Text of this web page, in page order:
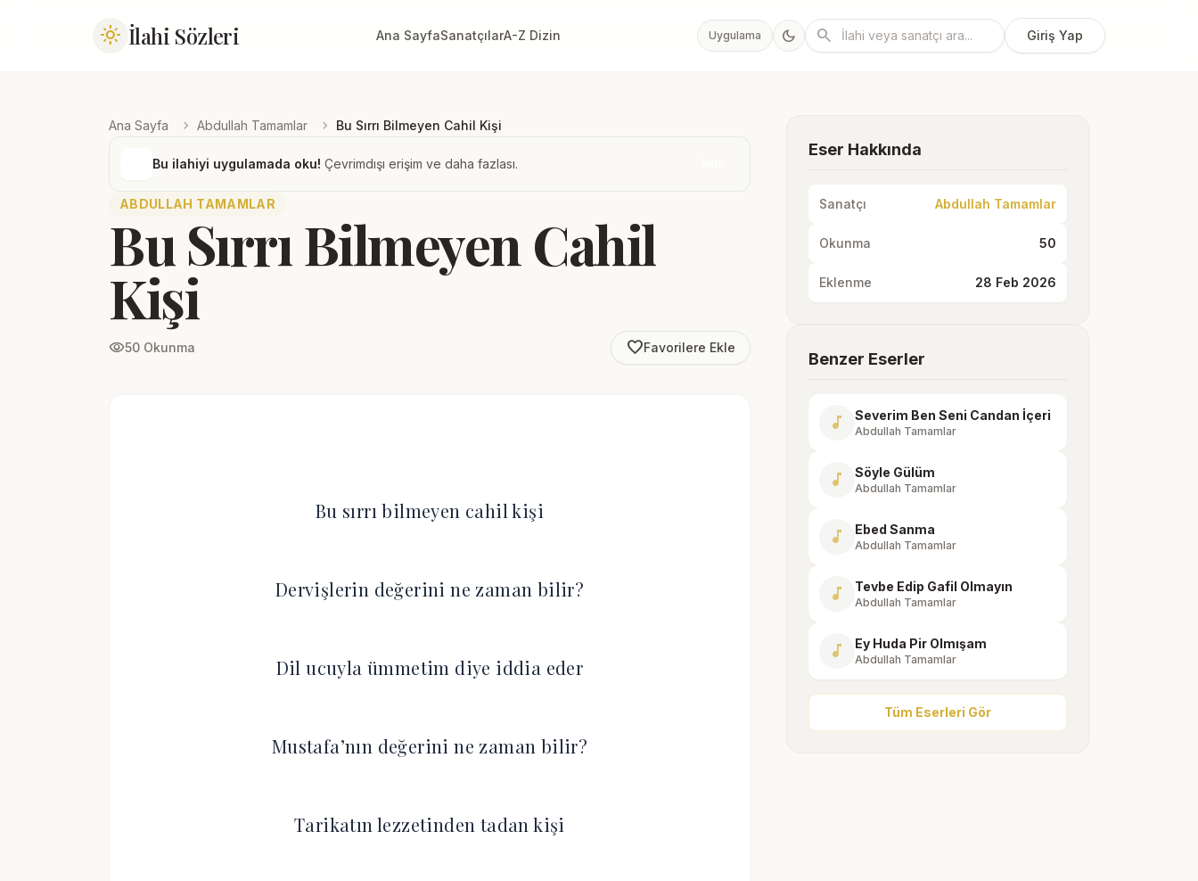
light_mode İlahi Sözleri Ana SayfaSanatçılarA-Z Dizin Uygulama dark_mode search Giriş Yap
Ana Sayfa chevron_right Abdullah Tamamlar chevron_right Bu Sırrı Bilmeyen Cahil Kişi
Bu ilahiyi uygulamada oku! Çevrimdışı erişim ve daha fazlası.
ABDULLAH TAMAMLAR
Bu Sırrı Bilmeyen Cahil
Kişi
visibility50 Okunma favorite_borderFavorilere Ekle
Bu sırrı bilmeyen cahil kişi
Dervişlerin değerini ne zaman bilir?
Dil ucuyla ümmetim diye iddia eder
Mustafa’nın değerini ne zaman bilir?
Tarikatın lezzetinden tadan kişi
Eser Hakkında
Sanatçı Abdullah Tamamlar
Okunma 50
Eklenme 28 Feb 2026
Benzer Eserler
music_note Severim Ben Seni Candan İçeri
Abdullah Tamamlar
music_note Söyle Gülüm
Abdullah Tamamlar
music_note Ebed Sanma
Abdullah Tamamlar
music_note Tevbe Edip Gafil Olmayın
Abdullah Tamamlar
music_note Ey Huda Pir Olmışam
Abdullah Tamamlar
Tüm Eserleri Gör